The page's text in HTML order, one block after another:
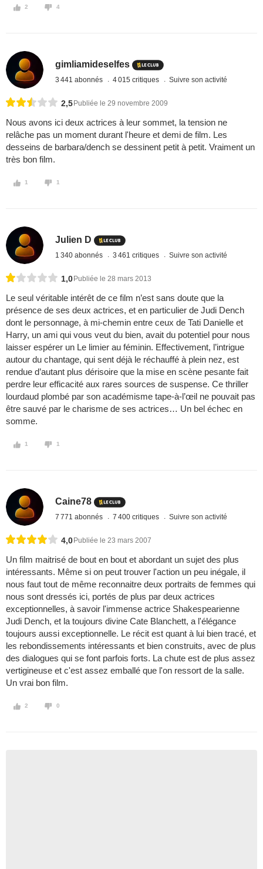
2 4
gimliamideselfes
3 441 abonnés 4 015 critiques Suivre son activité
2,5 Publiée le 29 novembre 2009
Nous avons ici deux actrices à leur sommet, la tension ne
relâche pas un moment durant l'heure et demi de film. Les
desseins de barbara/dench se dessinent petit à petit. Vraiment un
très bon film.
1 1
Julien D
1 340 abonnés 3 461 critiques Suivre son activité
1,0 Publiée le 28 mars 2013
Le seul véritable intérêt de ce film n’est sans doute que la
présence de ses deux actrices, et en particulier de Judi Dench
dont le personnage, à mi-chemin entre ceux de Tati Danielle et
Harry, un ami qui vous veut du bien, avait du potentiel pour nous
laisser espérer un Le limier au féminin. Effectivement, l’intrigue
autour du chantage, qui sent déjà le réchauffé à plein nez, est
rendue d’autant plus dérisoire que la mise en scène pesante fait
perdre leur efficacité aux rares sources de suspense. Ce thriller
lourdaud plombé par son académisme tape-à-l’œil ne pouvait pas
être sauvé par le charisme de ses actrices… Un bel échec en
somme.
1 1
Caine78
7 771 abonnés 7 400 critiques Suivre son activité
4,0 Publiée le 23 mars 2007
Un film maitrisé de bout en bout et abordant un sujet des plus
intéressants. Même si on peut trouver l'action un peu inégale, il
nous faut tout de même reconnaitre deux portraits de femmes qui
nous sont dressés ici, portés de plus par deux actrices
exceptionnelles, à savoir l'immense actrice Shakespearienne
Judi Dench, et la toujours divine Cate Blanchett, a l'élégance
toujours aussi exceptionnelle. Le récit est quant à lui bien tracé, et
les rebondissements intéressants et bien construits, avec de plus
des dialogues qui se font parfois forts. La chute est de plus assez
vertigineuse et c'est assez emballé que l'on ressort de la salle.
Un vrai bon film.
2 0